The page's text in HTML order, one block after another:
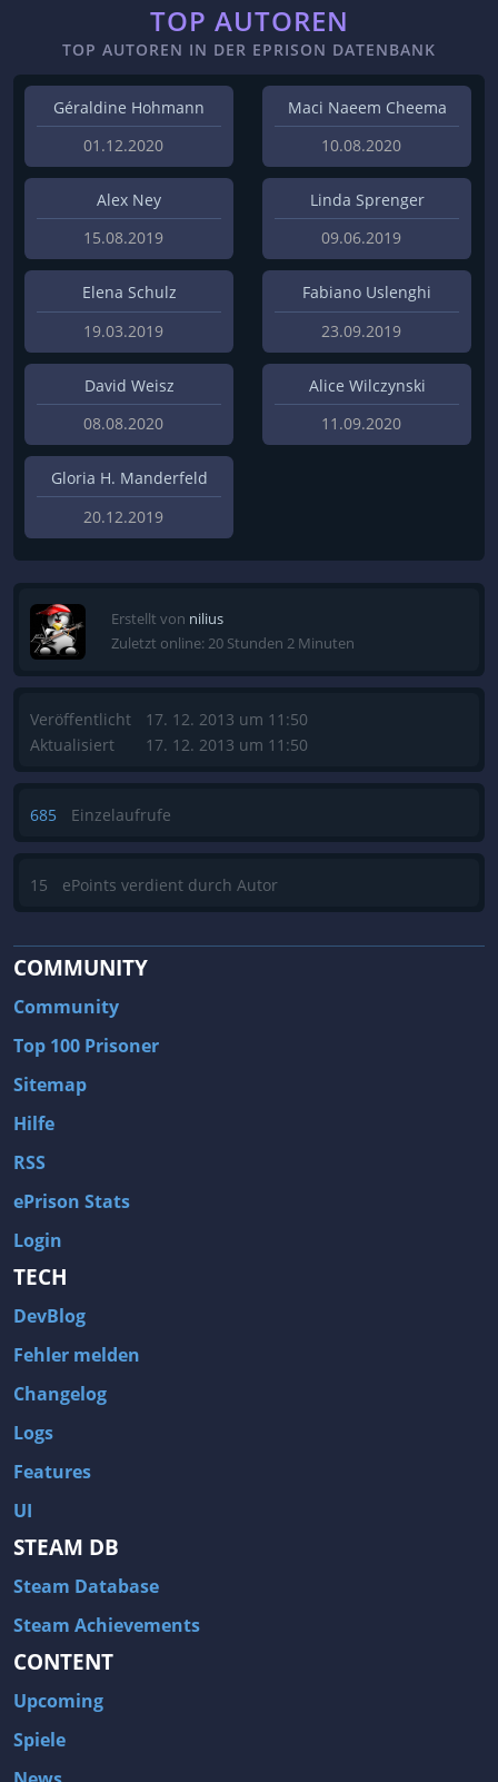
TOP AUTOREN
TOP AUTOREN IN DER EPRISON DATENBANK
Géraldine Hohmann
01.12.2020
Maci Naeem Cheema
10.08.2020
Alex Ney
15.08.2019
Linda Sprenger
09.06.2019
Elena Schulz
19.03.2019
Fabiano Uslenghi
23.09.2019
David Weisz
08.08.2020
Alice Wilczynski
11.09.2020
Gloria H. Manderfeld
20.12.2019
Erstellt von nilius
Zuletzt online: 20 Stunden 2 Minuten
Veröffentlicht
Aktualisiert
17. 12. 2013 um 11:50
17. 12. 2013 um 11:50
685 Einzelaufrufe
15 ePoints verdient durch Autor
COMMUNITY
Community
Top 100 Prisoner
Sitemap
Hilfe
RSS
ePrison Stats
Login
TECH
DevBlog
Fehler melden
Changelog
Logs
Features
UI
STEAM DB
Steam Database
Steam Achievements
CONTENT
Upcoming
Spiele